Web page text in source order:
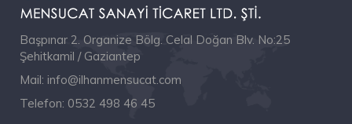
Başpınar 2. Organize Bölg. Celal Doğan Blv. No:25
Şehitkamil / Gaziantep
Mail: info@ilhanmensucat.com
Telefon: 0532 498 46 45